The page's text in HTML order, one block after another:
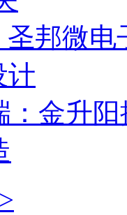
圣邦微
计
：金升